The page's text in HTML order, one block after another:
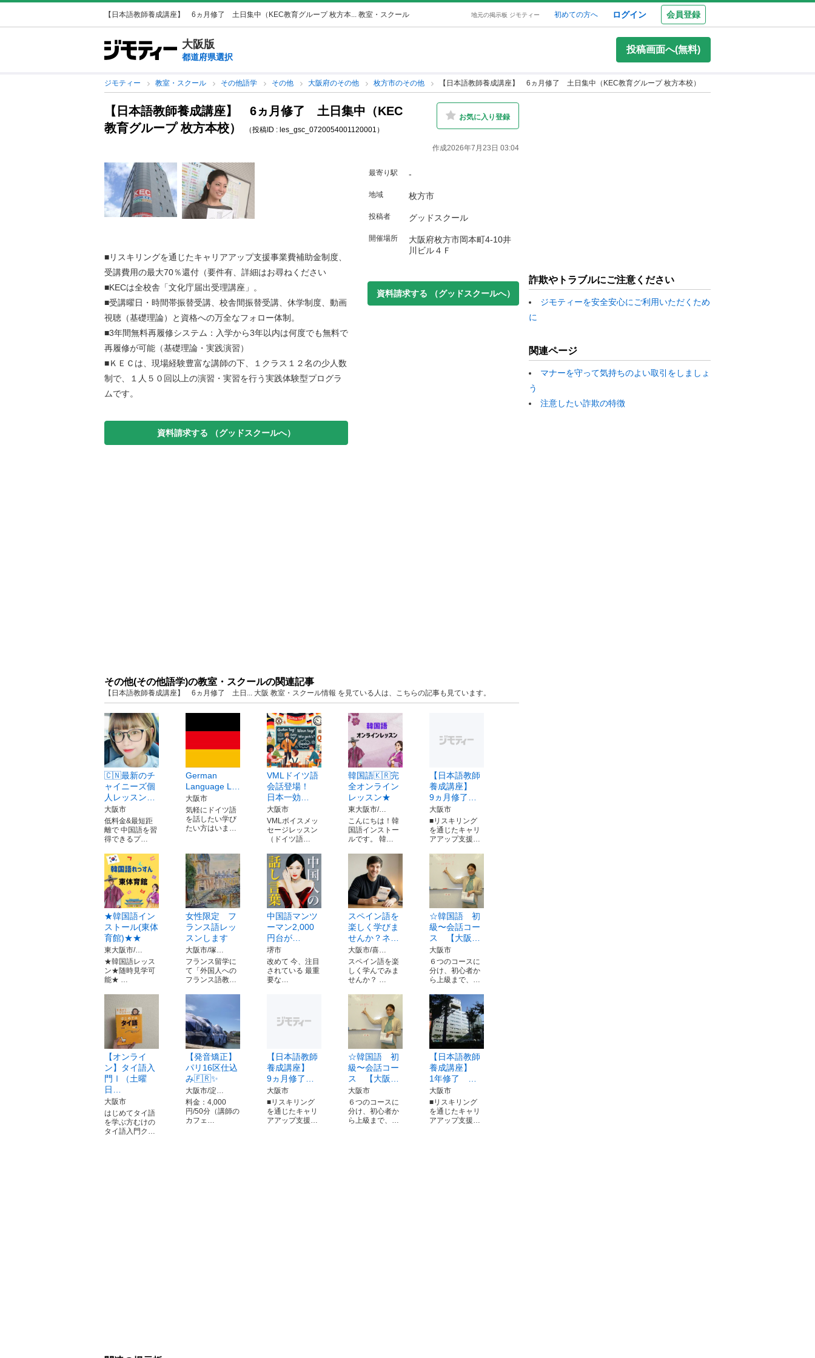
【日本語教師養成講座】 6ヵ月修了 土日集中（KEC教育グループ 枚方本... 教室・スクール 地元の掲示板 ジモティー 初めての方へ ログイン 会員登録
大阪版
都道府県選択
投稿画面へ(無料)
ジモティー 教室・スクール その他語学 その他 大阪府のその他 枚方市のその他 【日本語教師養成講座】 6ヵ月修了 土日集中（KEC教育グループ 枚方本校）
【日本語教師養成講座】 6ヵ月修了 土日集中（KEC
教育グループ 枚方本校）
（投稿ID : les_gsc_0720054001120001）
お気に入り登録
作成2026年7月23日 03:04
■リスキリングを通じたキャリアアップ支援事業費補助金制度、
受講費用の最大70％還付（要件有、詳細はお尋ねください
■KECは全校舎「文化庁届出受理講座」。
■受講曜日・時間帯振替受講、校舎間振替受講、休学制度、動画
視聴（基礎理論）と資格への万全なフォロー体制。
■3年間無料再履修システム：入学から3年以内は何度でも無料で
再履修が可能（基礎理論・実践演習）
■ＫＥＣは、現場経験豊富な講師の下、１クラス１２名の少人数
制で、１人５０回以上の演習・実習を行う実践体験型プログラ
ムです。
資料請求する （グッドスクールへ）
最寄り駅 -
地域 枚方市
投稿者 グッドスクール
開催場所
大阪府枚方市岡本町4-10井
川ビル４Ｆ
資料請求する （グッドスクールへ）
その他(その他語学)の教室・スクールの関連記事
【日本語教師養成講座】 6ヵ月修了 土日... 大阪 教室・スクール情報 を見ている人は、こちらの記事も見ています。
🇨🇳最新のチ
ャイニーズ個
人レッスン…
大阪市
低料金&最短距
離で 中国語を習
得できるプ…
German
Language L…
大阪市
気軽にドイツ語
を話したい学び
たい方はいま…
VMLドイツ語
会話登場！
日本一効…
大阪市
VMLボイスメッ
セージレッスン
（ドイツ語…
韓国語🇰🇷完
全オンライン
レッスン★
東大阪市/…
こんにちは！韓
国語インストー
ルです。 韓…
【日本語教師
養成講座】
9ヵ月修了…
大阪市
■リスキリング
を通じたキャリ
アアップ支援…
★韓国語イン
ストール(東体
育館)★★
東大阪市/…
★韓国語レッス
ン★随時見学可
能★ …
女性限定 フ
ランス語レッ
スンします
大阪市/塚…
フランス留学に
て「外国人への
フランス語教…
中国語マンツ
ーマン2,000
円台が…
堺市
改めて 今、注目
されている 最重
要な…
スペイン語を
楽しく学びま
せんか？ネ…
大阪市/喜…
スペイン語を楽
しく学んでみま
せんか？ …
☆韓国語 初
級〜会話コー
ス 【大阪…
大阪市
６つのコースに
分け、初心者か
ら上級まで、…
【オンライ
ン】タイ語入
門Ⅰ（土曜
日…
大阪市
はじめてタイ語
を学ぶ方むけの
タイ語入門ク…
【発音矯正】
パリ16区仕込
み🇫🇷✨
大阪市/淀…
料金：4,000
円/50分（講師の
カフェ…
【日本語教師
養成講座】
9ヵ月修了…
大阪市
■リスキリング
を通じたキャリ
アアップ支援…
☆韓国語 初
級〜会話コー
ス 【大阪…
大阪市
６つのコースに
分け、初心者か
ら上級まで、…
【日本語教師
養成講座】
1年修了 …
大阪市
■リスキリング
を通じたキャリ
アアップ支援…
詐欺やトラブルにご注意ください
ジモティーを安全安心にご利用いただくため
に
関連ページ
マナーを守って気持ちのよい取引をしましょ
う
注意したい詐欺の特徴